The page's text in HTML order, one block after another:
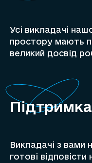
Усі викладачі
простору мають
великий досвід
Викладачі з вами
готові відповісти